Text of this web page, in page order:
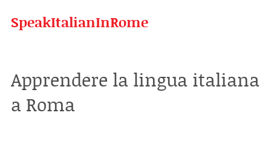
SpeakItalianInRome
Apprendere la lingua italiana
a Roma